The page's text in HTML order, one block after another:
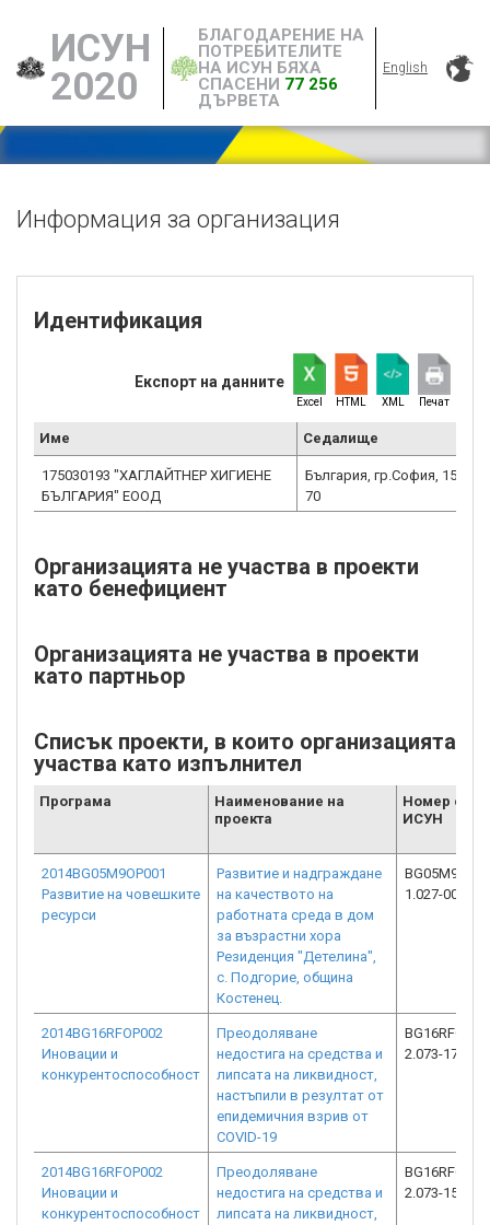
ИСУН
2020
БЛАГОДАРЕНИЕ НА
ПОТРЕБИТЕЛИТЕ
НА ИСУН БЯХА
СПАСЕНИ 77 256
ДЪРВЕТА
English
Информация за организация
Идентификация
Експорт на данните
Excel HTML XML Печат
Име Седалище
175030193 "ХАГЛАЙТНЕР ХИГИЕНЕ
БЪЛГАРИЯ" ЕООД
България, гр.София, 1528,
70
Организацията не участва в проекти
като бенефициент
Организацията не участва в проекти
като партньор
Списък проекти, в които организацията
участва като изпълнител
Програма
Наименование на
проекта
Номер от
ИСУН
2014BG05M9OP001
Развитие на човешките
ресурси
Развитие и надграждане
на качеството на
работната среда в дом
за възрастни хора
Резиденция "Детелина",
с. Подгорие, община
Костенец.
1.027-0001-
2014BG16RFOP002
Иновации и
конкурентоспособност
Преодоляване
недостига на средства и
липсата на ликвидност,
настъпили в резултат от
епидемичния взрив от
COVID-19
2.073-1739-
2014BG16RFOP002
Иновации и
конкурентоспособност
Преодоляване
недостига на средства и
липсата на ликвидност,
2.073-1508-